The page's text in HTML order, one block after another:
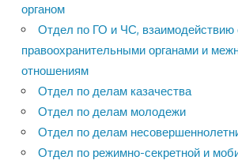
органом
Отдел по ГО и ЧС, взаимодействию
правоохранительными органами и
отношениям
Отдел по делам казачества
Отдел по делам молодежи
Отдел по делам
Отдел по режимно-секретной и